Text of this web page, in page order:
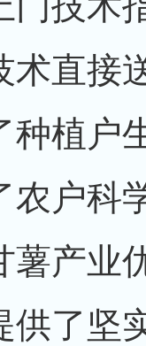
术直接
种植户
农户科
薯产业
供了坚